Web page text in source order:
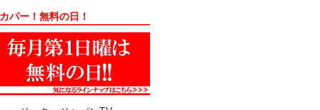
パー！無料の日！